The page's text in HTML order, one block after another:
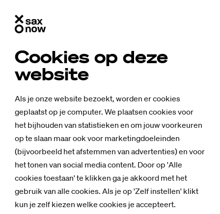
Cookies op deze
website
Als je onze website bezoekt, worden er cookies
geplaatst op je computer. We plaatsen cookies voor
het bijhouden van statistieken en om jouw voorkeuren
op te slaan maar ook voor marketingdoeleinden
(bijvoorbeeld het afstemmen van advertenties) en voor
het tonen van social media content. Door op 'Alle
cookies toestaan' te klikken ga je akkoord met het
gebruik van alle cookies. Als je op 'Zelf instellen' klikt
kun je zelf kiezen welke cookies je accepteert.